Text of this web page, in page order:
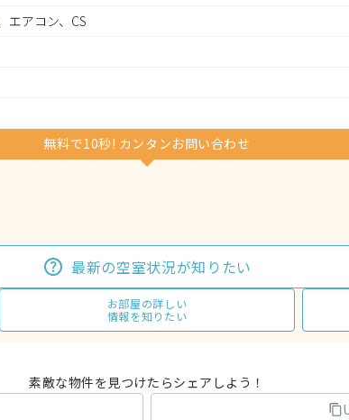
エアコン、CS
無料で10秒! カンタンお問い合わせ
最新の空室状況が知りたい
お部屋の詳しい
情報を知りたい
素敵な物件を見つけたらシェアしよう！